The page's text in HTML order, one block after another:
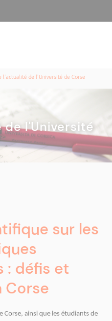
l'actualité de l'Université de Corse
de l'Université
sur les
: défis et
Corse
Corse, ainsi que les étudiants de